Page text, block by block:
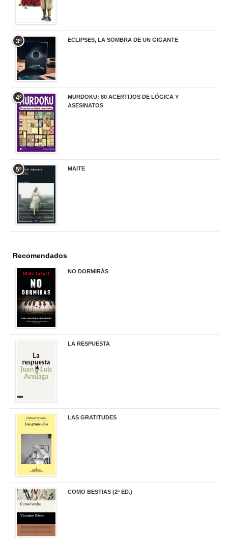
3º ECLIPSES, LA SOMBRA DE UN GIGANTE
4º
MURDOKU: 80 ACERTIJOS DE LÓGICA Y
ASESINATOS
5º MAITE
Recomendados
NO DORMIRÁS
LA RESPUESTA
LAS GRATITUDES
COMO BESTIAS (2ª ED.)